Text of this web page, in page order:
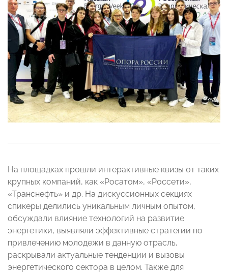
На площадках прошли интерактивные квизы от таких
крупных компаний, как «Росатом», «Россети»,
«Транснефть» и др. На дискуссионных секциях
спикеры делились уникальным личным опытом,
обсуждали влияние технологий на развитие
энергетики, выявляли эффективные стратегии по
привлечению молодежи в данную отрасль,
раскрывали актуальные тенденции и вызовы
энергетического сектора в целом. Также для